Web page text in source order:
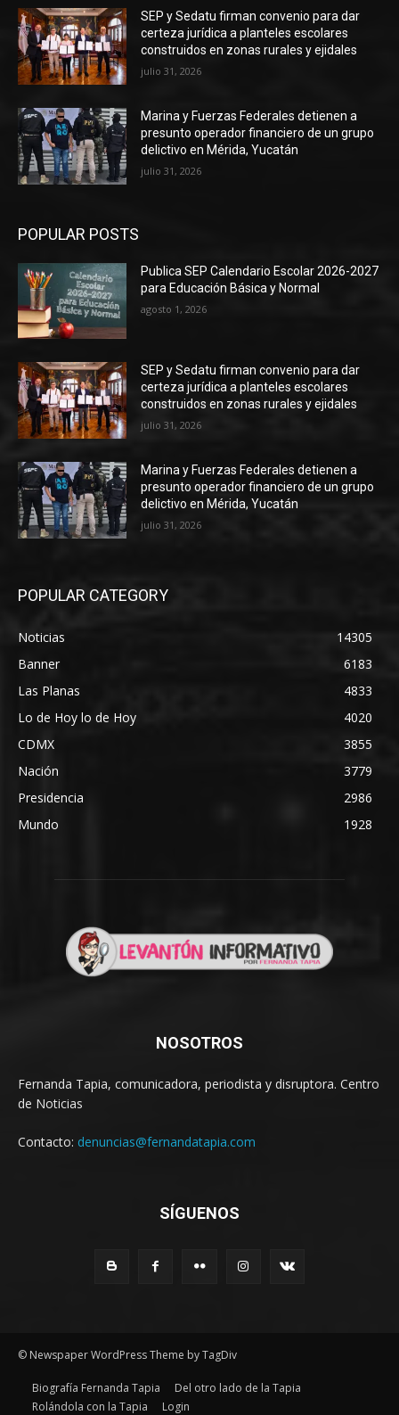
SEP y Sedatu firman convenio para dar
certeza jurídica a planteles escolares
construidos en zonas rurales y ejidales
julio 31, 2026
Marina y Fuerzas Federales detienen a
presunto operador financiero de un grupo
delictivo en Mérida, Yucatán
julio 31, 2026
POPULAR POSTS
Publica SEP Calendario Escolar 2026-2027
para Educación Básica y Normal
agosto 1, 2026
SEP y Sedatu firman convenio para dar
certeza jurídica a planteles escolares
construidos en zonas rurales y ejidales
julio 31, 2026
Marina y Fuerzas Federales detienen a
presunto operador financiero de un grupo
delictivo en Mérida, Yucatán
julio 31, 2026
POPULAR CATEGORY
Noticias
14305
Banner
6183
Las Planas
4833
Lo de Hoy lo de Hoy
4020
CDMX
3855
Nación
3779
Presidencia
2986
Mundo
1928
NOSOTROS
Fernanda Tapia, comunicadora, periodista y disruptora. Centro
de Noticias
Contacto: denuncias@fernandatapia.com
SÍGUENOS
© Newspaper WordPress Theme by TagDiv
Biografía Fernanda Tapia
Del otro lado de la Tapia
Rolándola con la Tapia
Login